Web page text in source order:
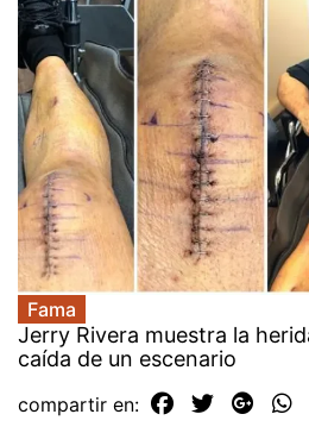
Fama
Jerry Rivera muestra la
caída de un escenario
compartir en: